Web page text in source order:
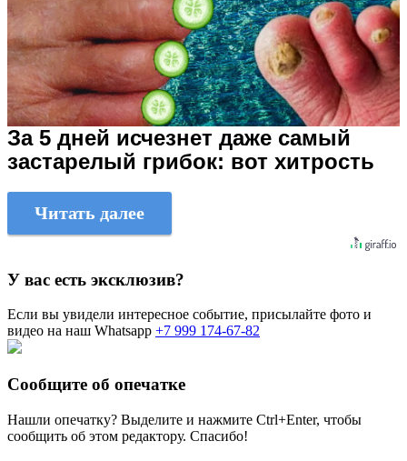
За 5 дней исчезнет даже самый
застарелый грибок: вот хитрость
Читать далее
У вас есть эксклюзив?
Если вы увидели интересное событие, присылайте фото и
видео на наш Whatsapp +7 999 174-67-82
Сообщите об опечатке
Нашли опечатку? Выделите и нажмите Ctrl+Enter, чтобы
сообщить об этом редактору. Спасибо!